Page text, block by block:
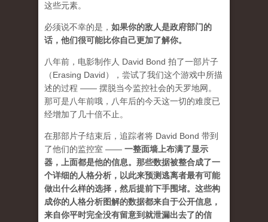
这些元素。
必须说不幸的是， 如果你的敌人是政府部门的
话，他们很可能比你自己更加了解你。
八年前，电影制作人 David Bond 拍了一部片子
（Erasing David），尝试了我们这个游戏中所描
述的过程 —— 摆脱当今监控社会的天罗地网。
那可是八年前哦，八年后的今天这一切的难度已
经增加了几十倍不止。
在那部片子结束后，追踪者将 David Bond 带到
了他们的监控室 —— 一整面墙上布满了显示
器，上面都是他的信息。那些数据被整合成了一
个详细的人格分析，以此来预测逃离者最有可能
做出什么样的选择，然后提前下手围堵。这些构
成你的人格分析图解的数据都来自于公开信息，
来自你平时完全没有留意到就泄漏出去了的信